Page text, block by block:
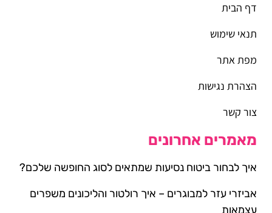
דף הבית
תנאי שימוש
מפת אתר
הצהרת נגישות
צור קשר
מאמרים אחרונים
איך לבחור ביטוח נסיעות שמתאים לסוג החופשה שלכם?
אביזרי עזר למבוגרים – איך רולטור והליכונים משפרים
עצמאות